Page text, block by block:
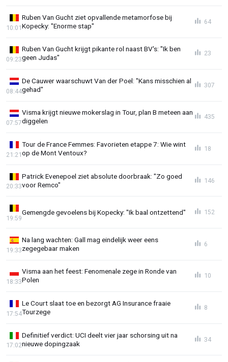
Ruben Van Gucht ziet opvallende metamorfose bij
Kopecky: "Enorme stap"
10:01
64
Ruben Van Gucht krijgt pikante rol naast BV's: "Ik ben
geen Judas"
09:23
23
De Cauwer waarschuwt Van der Poel: "Kans misschien al
gehad"
08:44
307
Visma krijgt nieuwe mokerslag in Tour, plan B meteen aan
diggelen
07:57
435
Tour de France Femmes: Favorieten etappe 7: Wie wint
op de Mont Ventoux?
21:21
18
Patrick Evenepoel ziet absolute doorbraak: "Zo goed
voor Remco"
20:33
146
Gemengde gevoelens bij Kopecky: "Ik baal ontzettend"
19:59
152
Na lang wachten: Gall mag eindelijk weer eens
zegegebaar maken
19:33
6
Visma aan het feest: Fenomenale zege in Ronde van
Polen
18:33
10
Le Court slaat toe en bezorgt AG Insurance fraaie
Tourzege
17:54
8
Definitief verdict: UCI deelt vier jaar schorsing uit na
nieuwe dopingzaak
17:02
34